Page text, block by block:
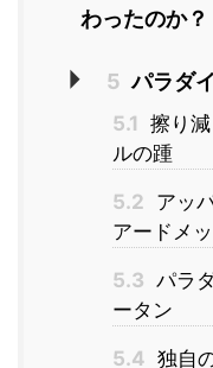
わったのか？
5 パラダ
5.1 擦り
ルの踵
5.2 アッ
アードメ
5.3 パラ
ータン
5.4 独自